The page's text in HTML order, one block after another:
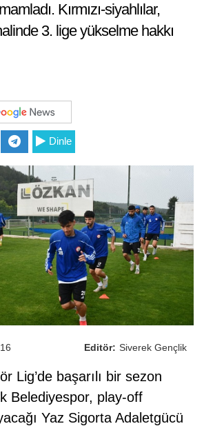
Kırmızı-siyahlılar,
3. lige yükselme hakkı
Dinle
Editör: Siverek Gençlik
Lig’de başarılı bir sezon
Belediyespor, play-off
Yaz Sigorta Adaletgücü